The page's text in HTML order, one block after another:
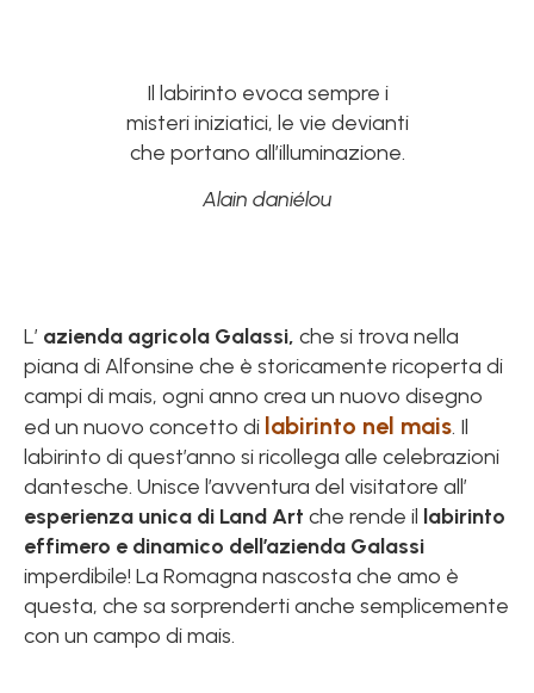
Il labirinto evoca sempre i
misteri iniziatici, le vie devianti
che portano all’illuminazione.
Alain daniélou
L’ azienda agricola Galassi, che si trova nella
piana di Alfonsine che è storicamente ricoperta di
campi di mais, ogni anno crea un nuovo disegno
ed un nuovo concetto di labirinto nel mais. Il
labirinto di quest’anno si ricollega alle celebrazioni
dantesche. Unisce l’avventura del visitatore all’
esperienza unica di Land Art che rende il labirinto
effimero e dinamico dell’azienda Galassi
imperdibile! La Romagna nascosta che amo è
questa, che sa sorprenderti anche semplicemente
con un campo di mais.